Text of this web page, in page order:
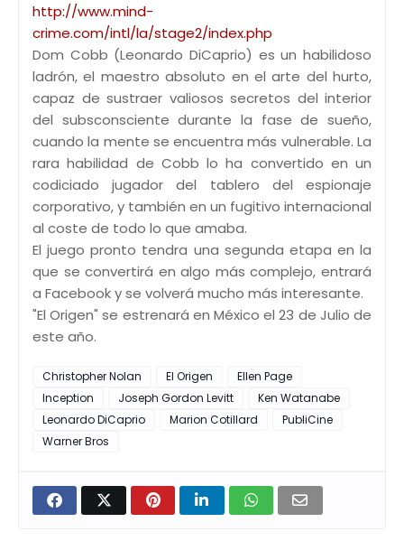
http://www.mind-
crime.com/intl/la/stage2/index.php
Dom Cobb (Leonardo DiCaprio) es un habilidoso
ladrón, el maestro absoluto en el arte del hurto,
capaz de sustraer valiosos secretos del interior
del subsconsciente durante la fase de sueño,
cuando la mente se encuentra más vulnerable. La
rara habilidad de Cobb lo ha convertido en un
codiciado jugador del tablero del espionaje
corporativo, y también en un fugitivo internacional
al coste de todo lo que amaba.
El juego pronto tendra una segunda etapa en la
que se convertirá en algo más complejo, entrará
a Facebook y se volverá mucho más interesante.
"El Origen" se estrenará en México el 23 de Julio de
este año.
Christopher Nolan El Origen
Ellen Page
Inception
Joseph Gordon Levitt
Ken Watanabe
Leonardo DiCaprio
Marion Cotillard
PubliCine
Warner Bros